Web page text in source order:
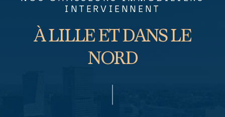
INTERVIENNENT
À LILLE ET DANS LE
NORD